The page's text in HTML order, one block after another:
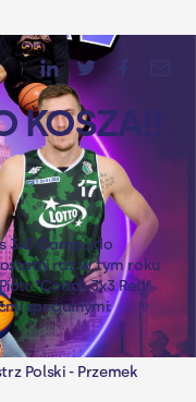
KOSZA‼️
3x3 Campu do
raz w tym roku
"Coach 3x3 Red"
specjalnymi:
Polski - Przemek